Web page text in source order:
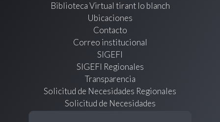
Biblioteca Virtual tirant lo blanch
Ubicaciones
Contacto
Correo institucional
SIGEFI
SIGEFI Regionales
Transparencia
Solicitud de Necesidades Regionales
Solicitud de Necesidades